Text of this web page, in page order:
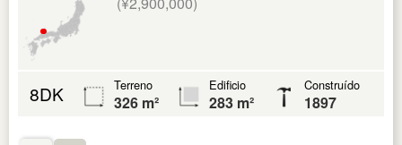
8DK Terreno
326 m²
Edificio
283 m²
Construído
1897